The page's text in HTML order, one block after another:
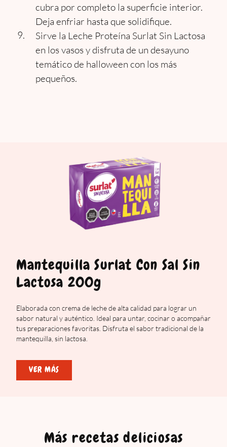
cubra por completo la superficie interior.
Deja enfriar hasta que solidifique.
Sirve la Leche Proteína Surlat Sin Lactosa
en los vasos y disfruta de un desayuno
temático de halloween con los más
pequeños.
Mantequilla Surlat Con Sal Sin
Lactosa 200g
Elaborada con crema de leche de alta calidad para lograr un
sabor natural y auténtico. Ideal para untar, cocinar o acompañar
tus preparaciones favoritas. Disfruta el sabor tradicional de la
mantequilla, sin lactosa.
VER MÁS
Más recetas deliciosas